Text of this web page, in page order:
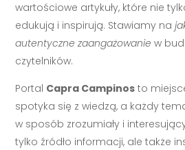
wartościowe artykuły, które nie
edukują i inspirują. Stawiamy na
autentyczne zaangażowanie w
czytelników.
Portal Capra Campinos to
spotyka się z wiedzą, a każdy
w sposób zrozumiały i
tylko źródło informacji, ale także